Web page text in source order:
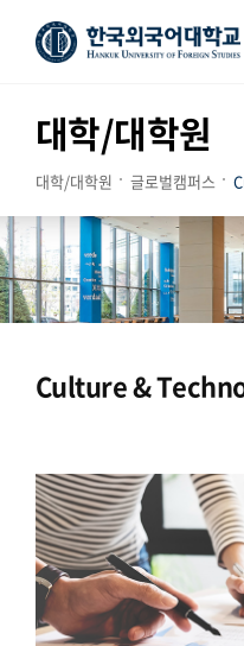
대학/대학원
대학/대학원 글로벌캠퍼스
Culture &